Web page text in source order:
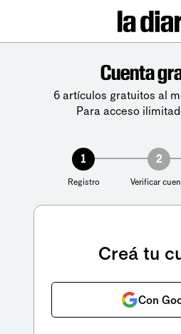
Cuenta
6 artículos gratuitos al
Para acceso
1
Registro
2
Verificar
Creá tu
Con